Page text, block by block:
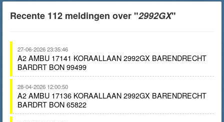
Recente 112 meldingen over "2992GX"
27-06-2026 23:35:46
A2 AMBU 17141 KORAALLAAN 2992GX BARENDRECHT
BARDRT BON 99499
28-04-2026 12:00:50
A2 AMBU 17136 KORAALLAAN 2992GX BARENDRECHT
BARDRT BON 65822